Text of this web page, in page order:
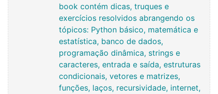
book contém dicas, truques e
exercícios resolvidos abrangendo os
tópicos: Python básico, matemática e
estatística, banco de dados,
programação dinâmica, strings e
caracteres, entrada e saída, estruturas
condicionais, vetores e matrizes,
funções, laços, recursividade, internet,